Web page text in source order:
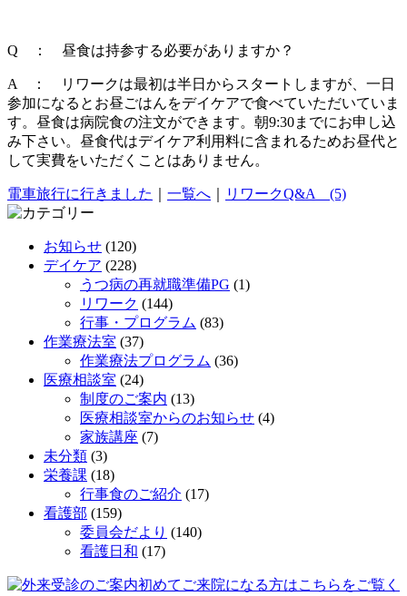
Q ： 昼食は持参する必要がありますか？
A ： リワークは最初は半日からスタートしますが、一日
参加になるとお昼ごはんをデイケアで食べていただいていま
す。昼食は病院食の注文ができます。朝9:30までにお申し込
み下さい。昼食代はデイケア利用料に含まれるためお昼代と
して実費をいただくことはありません。
電車旅行に行きました 一覧へ リワークQ&A (5)
お知らせ (120)
デイケア (228)
うつ病の再就職準備PG (1)
リワーク (144)
行事・プログラム (83)
作業療法室 (37)
作業療法プログラム (36)
医療相談室 (24)
制度のご案内 (13)
医療相談室からのお知らせ (4)
家族講座 (7)
未分類 (3)
栄養課 (18)
行事食のご紹介 (17)
看護部 (159)
委員会だより (140)
看護日和 (17)